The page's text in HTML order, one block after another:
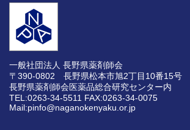
一般社団法人 長野県薬剤師会
〒390-0802 長野県松本市旭2丁目10番15号
長野県薬剤師会医薬品総合研究センター内
TEL:0263-34-5511 FAX:0263-34-0075
Mail:pinfo@naganokenyaku.or.jp